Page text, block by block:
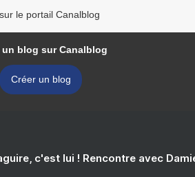
le portail Canalblog
un blog sur Canalblog
Créer un blog
c'est lui ! Rencontre avec